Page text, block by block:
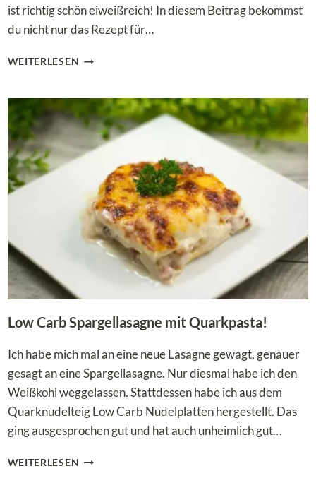
ist richtig schön eiweißreich! In diesem Beitrag bekommst
du nicht nur das Rezept für…
WEITERLESEN LOW
AUFLAUF
MIT
SPINAT
UND
KONJAKREIS
Low Carb Spargellasagne mit Quarkpasta!
Ich habe mich mal an eine neue Lasagne gewagt, genauer
gesagt an eine Spargellasagne. Nur diesmal habe ich den
Weißkohl weggelassen. Stattdessen habe ich aus dem
Quarknudelteig Low Carb Nudelplatten hergestellt. Das
ging ausgesprochen gut und hat auch unheimlich gut…
WEITERLESEN LOW